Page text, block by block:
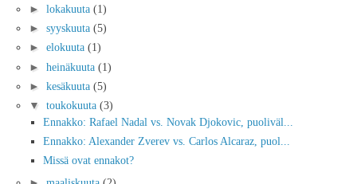
► lokakuuta (1)
► syyskuuta (5)
► elokuuta (1)
► heinäkuuta (1)
► kesäkuuta (5)
▼ toukokuuta (3)
Ennakko: Rafael Nadal vs. Novak Djokovic, puoliväl...
Ennakko: Alexander Zverev vs. Carlos Alcaraz, puol...
Missä ovat ennakot?